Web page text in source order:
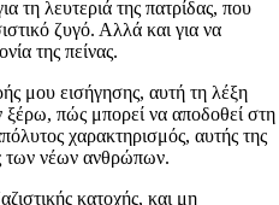
τη λευτεριά της πατρίδας, που
ζυγό. Αλλά και για να
της πείνας.
μου εισήγησης, αυτή τη λέξη
πώς μπορεί να αποδοθεί στη
χαρακτηρισμός, αυτής της
των νέων ανθρώπων.
κατοχής, και μη